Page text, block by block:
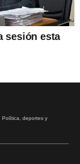
sesión esta
Política, deportes y